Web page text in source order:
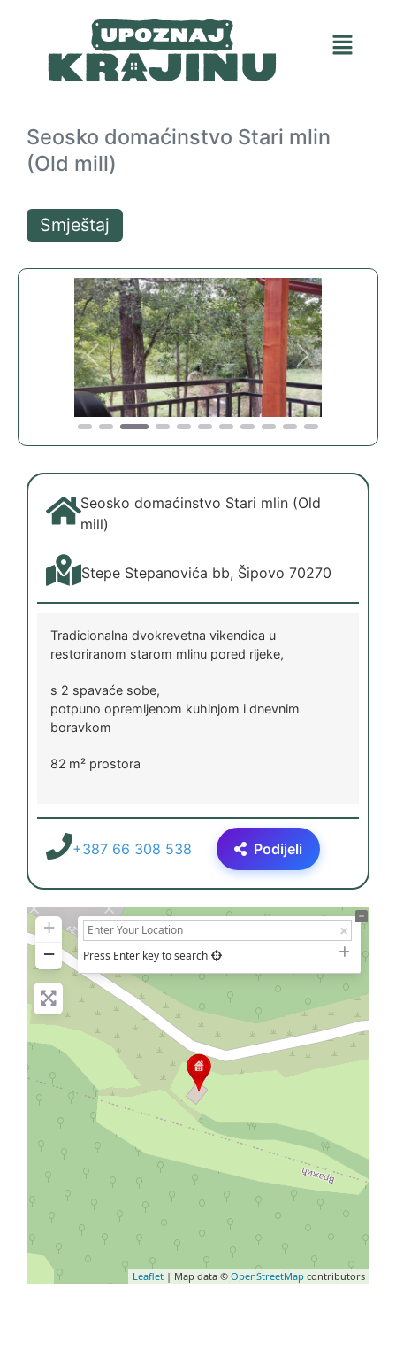
Seosko domaćinstvo Stari mlin
(Old mill)
Smještaj
Previous Next
Seosko domaćinstvo Stari mlin (Old
mill)
Stepe Stepanovića bb, Šipovo 70270
Tradicionalna dvokrevetna vikendica u
restoriranom starom mlinu pored rijeke,
s 2 spavaće sobe,
potpuno opremljenom kuhinjom i dnevnim
boravkom
82 m² prostora
+387 66 308 538 Podijeli
+
−
Press Enter key to search
Leaflet | Map data © OpenStreetMap contributors